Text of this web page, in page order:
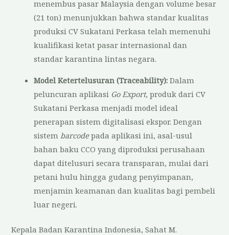
menembus pasar Malaysia dengan volume besar
(21 ton) menunjukkan bahwa standar kualitas
produksi CV Sukatani Perkasa telah memenuhi
kualifikasi ketat pasar internasional dan
standar karantina lintas negara.
Model Ketertelusuran (Traceability): Dalam
peluncuran aplikasi Go Export, produk dari CV
Sukatani Perkasa menjadi model ideal
penerapan sistem digitalisasi ekspor. Dengan
sistem barcodepada aplikasi ini, asal-usul
bahan baku CCO yang diproduksi perusahaan
dapat ditelusuri secara transparan, mulai dari
petani hulu hingga gudang penyimpanan,
menjamin keamanan dan kualitas bagi pembeli
luar negeri.
Kepala Badan Karantina Indonesia, Sahat M.